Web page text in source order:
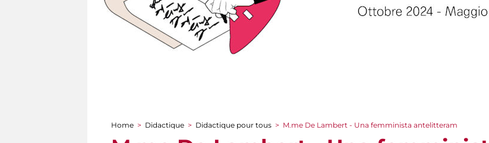
You are here
Home > Didactique > Didactique pour tous > M.me De Lambert - Una femminista antelitteram